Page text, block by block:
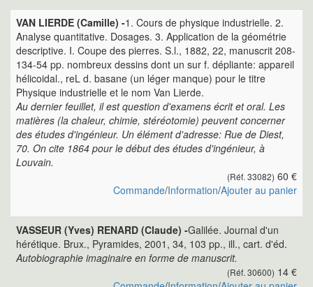
VAN LIERDE (Camille) -1. Cours de physique industrielle. 2.
Analyse quantitative. Dosages. 3. Application de la géométrie
descriptive. I. Coupe des pierres. S.l., 1882, 22, manuscrit 208-
134-54 pp. nombreux dessins dont un sur f. dépliante: appareil
hélicoidal., reL d. basane (un léger manque) pour le titre
Physique industrielle et le nom Van Lierde.
Au dernier feuillet, il est question d'examens écrit et oral. Les
matières (la chaleur, chimie, stéréotomie) peuvent concerner
des études d'ingénieur. Un élément d'adresse: Rue de Diest,
70. On cite 1864 pour le début des études d'ingénieur, à
Louvain.
(Réf. 33082) 60 €
Commande/Information/Ajouter au panier
VASSEUR (Yves) RENARD (Claude) -Galilée. Journal d'un
hérétique. Brux., Pyramides, 2001, 34, 103 pp., ill., cart. d'éd.
Autobiographie imaginaire en forme de manuscrit.
(Réf. 30600) 14 €